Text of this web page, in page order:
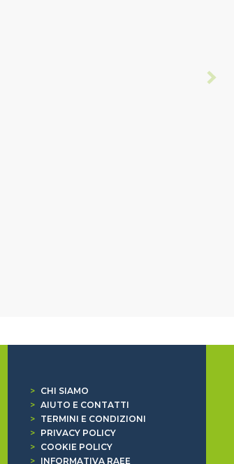
>
CHI SIAMO
> AIUTO E CONTATTI
>
TERMINI E CONDIZIONI
>
PRIVACY POLICY
>
COOKIE POLICY
>
INFORMATIVA RAEE